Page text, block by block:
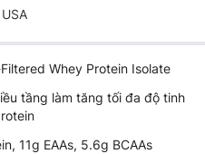
USA
Whey Protein Isolate
tầng làm tăng tối đa độ tinh
11g EAAs, 5.6g BCAAs